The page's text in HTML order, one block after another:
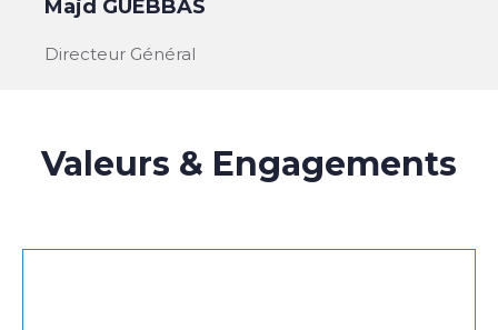
Majd GUEBBAS
Directeur Général
Valeurs & Engagements